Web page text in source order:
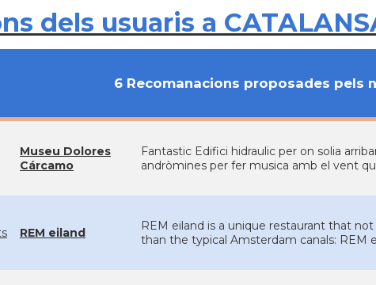
dels usuaris a
6 Recomanacions proposades pels
Museu Dolores
Cárcamo
Fantastic Edifici hidraulic per on solia
andròmines per fer musica amb el vent
REM eiland
REM eiland is a unique restaurant that
than the typical Amsterdam canals: REM